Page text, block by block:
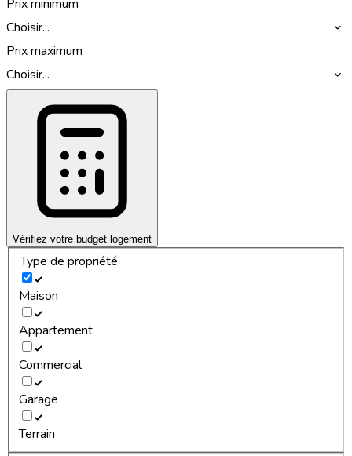
Prix minimum
Choisir...
Prix maximum
Choisir...
Vérifiez votre budget logement
Type de propriété
Maison
Appartement
Commercial
Garage
Terrain